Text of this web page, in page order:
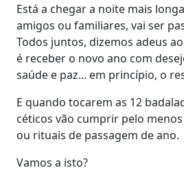
Está a chegar a noite mais
amigos ou familiares, vai ser
Todos juntos, dizemos adeus
é receber o novo ano com
saúde e paz... em princípio, o
E quando tocarem as 12
céticos vão cumprir pelo
ou rituais de passagem de ano.
Vamos a isto?